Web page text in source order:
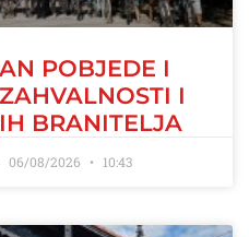
POBJEDE I
I
BRANITELJA
06/08/2026 10:43